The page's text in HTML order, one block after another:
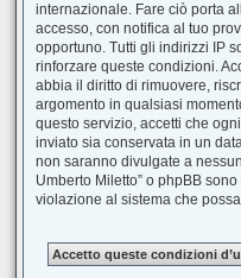
internazionale. Fare ciò porta
accesso, con notifica al tuo
opportuno. Tutti gli indirizzi IP
rinforzare queste condizioni.
abbia il diritto di rimuovere,
argomento in qualsiasi
questo servizio, accetti che
inviato sia conservata in un
non saranno divulgate a
Umberto Miletto” o phpBB
violazione al sistema che